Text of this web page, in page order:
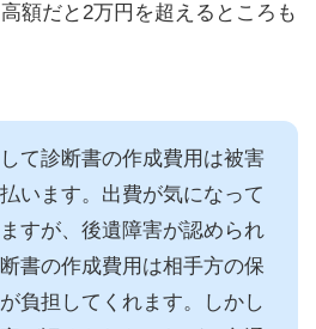
額だと2万円を超えるところも
て診断書の作成費用は被害
います。出費が気になって
すが、後遺障害が認められ
書の作成費用は相手方の保
負担してくれます。しかし